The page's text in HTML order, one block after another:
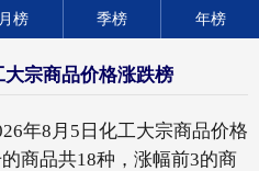
月榜 季榜 年榜
大宗商品价格涨跌榜
年8月5日化工大宗商品价格
商品共18种，涨幅前3的商